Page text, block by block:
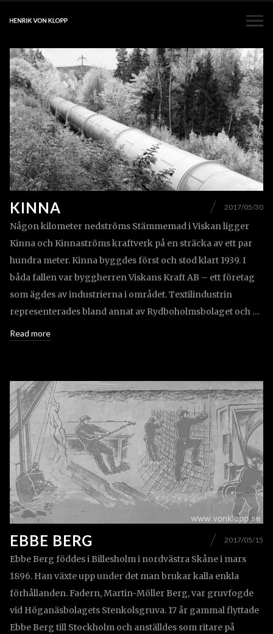
KINNA 2017/05/30
Någon kilometer nedströms Stämmemad i Viskan ligger
Kinna och Kinnaströms kraftverk på en sträcka av ett par
hundra meter. Kinna byggdes först och stod klart 1939. I
båda fallen var byggherren Viskans Kraft AB – ett företag
som ägdes av industrierna i området. Textilindustrin
representerades bland annat av Rydboholmsbolaget och …
Read more
EBBE BERG 2017/05/15
Ebbe Berg föddes i Billesholm i nordvästra Skåne i mars
1896. Han växte upp under det man brukar kalla enkla
förhållanden. Fadern, Martin-Möller Berg, var gruvfogde
vid Höganäsbolagets Stenkolsgruva. 17 år gammal flyttade
Ebbe Berg till Stockholm och anställdes som ritare på